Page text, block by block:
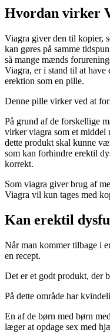
Hvordan virker
Viagra giver den til kopier,
kan gøres på samme
så mange mænds
Viagra, er i stand til at have
erektion som en pille.
Denne pille virker ved at
På grund af de forskellige
virker viagra som et middel
dette produkt skal kunne
som kan forhindre erektil
korrekt.
Som viagra giver brug af
Viagra vil kun tages med
Kan erektil
Når man kommer tilbage i
en recept.
Det er et godt produkt, der
På dette område har
En af de børn med børn
læger at opdage sex med